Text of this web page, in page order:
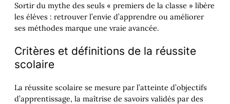
Sortir du mythe des seuls « premiers de la classe » libère
les élèves : retrouver l’envie d’apprendre ou améliorer
ses méthodes marque une vraie avancée.
Critères et définitions de la réussite
scolaire
La réussite scolaire se mesure par l’atteinte d’objectifs
d’apprentissage, la maîtrise de savoirs validés par des